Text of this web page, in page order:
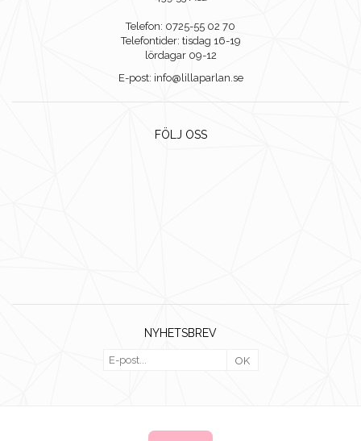
Telefon: 0725-55 02 70
Telefontider: tisdag 16-19
lördagar 09-12
E-post: info@lillaparlan.se
FÖLJ OSS
NYHETSBREV
OK